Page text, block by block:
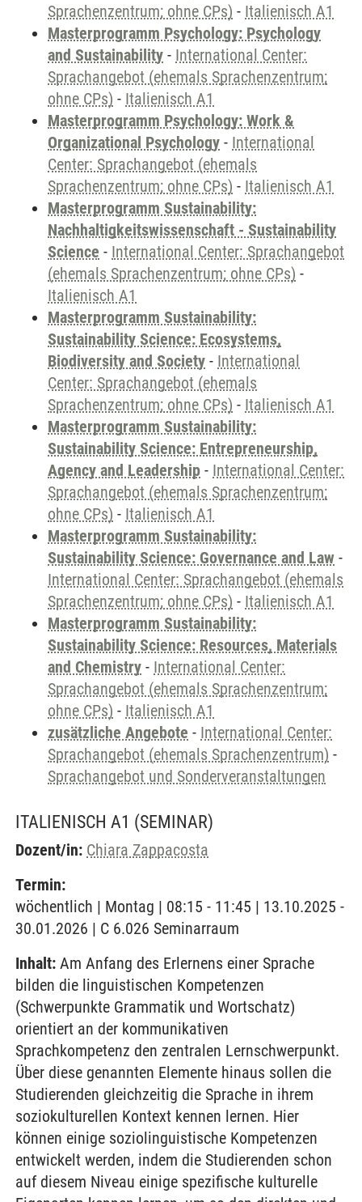
Sprachenzentrum; ohne CPs) - Italienisch A1
Masterprogramm Psychology: Psychology
and Sustainability - International Center:
Sprachangebot (ehemals Sprachenzentrum;
ohne CPs) - Italienisch A1
Masterprogramm Psychology: Work &
Organizational Psychology - International
Center: Sprachangebot (ehemals
Sprachenzentrum; ohne CPs) - Italienisch A1
Masterprogramm Sustainability:
Nachhaltigkeitswissenschaft - Sustainability
Science - International Center: Sprachangebot
(ehemals Sprachenzentrum; ohne CPs) -
Italienisch A1
Masterprogramm Sustainability:
Sustainability Science: Ecosystems,
Biodiversity and Society - International
Center: Sprachangebot (ehemals
Sprachenzentrum; ohne CPs) - Italienisch A1
Masterprogramm Sustainability:
Sustainability Science: Entrepreneurship,
Agency and Leadership - International Center:
Sprachangebot (ehemals Sprachenzentrum;
ohne CPs) - Italienisch A1
Masterprogramm Sustainability:
Sustainability Science: Governance and Law -
International Center: Sprachangebot (ehemals
Sprachenzentrum; ohne CPs) - Italienisch A1
Masterprogramm Sustainability:
Sustainability Science: Resources, Materials
and Chemistry - International Center:
Sprachangebot (ehemals Sprachenzentrum;
ohne CPs) - Italienisch A1
zusätzliche Angebote - International Center:
Sprachangebot (ehemals Sprachenzentrum) -
Sprachangebot und Sonderveranstaltungen
ITALIENISCH A1 (SEMINAR)
Dozent/in: Chiara Zappacosta
Termin:
wöchentlich | Montag | 08:15 - 11:45 | 13.10.2025 -
30.01.2026 | C 6.026 Seminarraum
Inhalt: Am Anfang des Erlernens einer Sprache
bilden die linguistischen Kompetenzen
(Schwerpunkte Grammatik und Wortschatz)
orientiert an der kommunikativen
Sprachkompetenz den zentralen Lernschwerpunkt.
Über diese genannten Elemente hinaus sollen die
Studierenden gleichzeitig die Sprache in ihrem
soziokulturellen Kontext kennen lernen. Hier
können einige soziolinguistische Kompetenzen
entwickelt werden, indem die Studierenden schon
auf diesem Niveau einige spezifische kulturelle